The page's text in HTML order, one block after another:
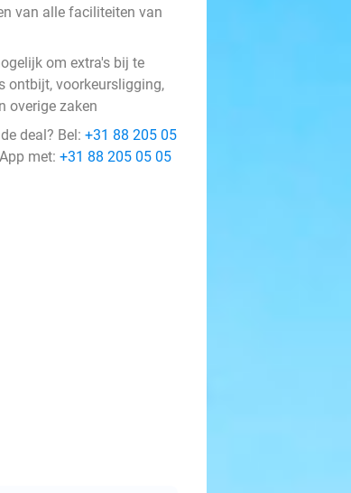
van alle faciliteiten van
om extra's bij te
ontbijt, voorkeursligging,
overige zaken
deal? Bel: +31 88 205 05
met: +31 88 205 05 05